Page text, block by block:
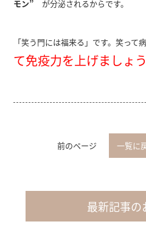
モン” が分泌されるからです。
「笑う門には福来る」です。笑って
て免疫力を上げましょう
前のページ 一覧に
最新記事の